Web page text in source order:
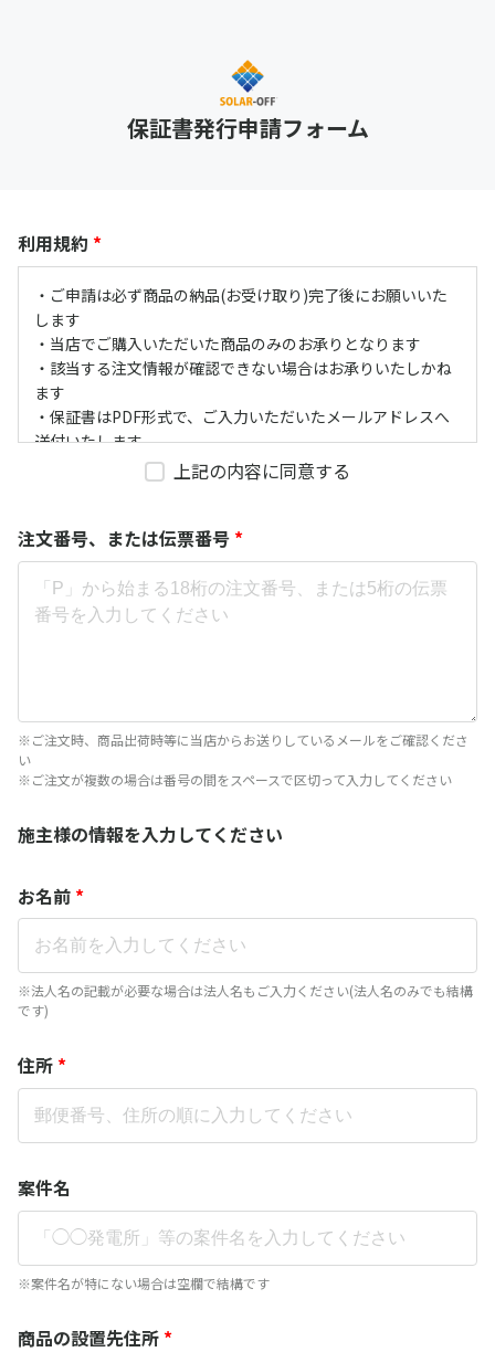
保証書発行申請フォーム
利用規約 *
・ご申請は必ず商品の納品(お受け取り)完了後にお願いいた
します
・当店でご購入いただいた商品のみのお承りとなります
・該当する注文情報が確認できない場合はお承りいたしかね
ます
・保証書はPDF形式で、ご入力いただいたメールアドレスへ
送付いたします
・保証書の発行、送付までにお日にちをいただく事がござい
上記の内容に同意する
注文番号、または伝票番号 *
※ご注文時、商品出荷時等に当店からお送りしているメールをご確認くださ
い
※ご注文が複数の場合は番号の間をスペースで区切って入力してください
施主様の情報を入力してください
お名前 *
※法人名の記載が必要な場合は法人名もご入力ください(法人名のみでも結構
です)
住所 *
案件名
※案件名が特にない場合は空欄で結構です
商品の設置先住所 *